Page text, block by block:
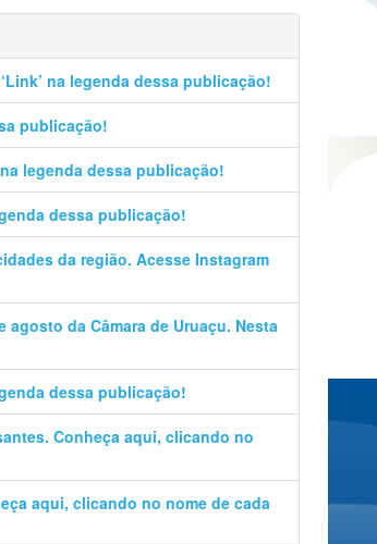
na legenda dessa publicação!
publicação!
legenda dessa publicação!
dessa publicação!
da região. Acesse Instagram
da Câmara de Uruaçu. Nesta
dessa publicação!
Conheça aqui, clicando no
aqui, clicando no nome de cada